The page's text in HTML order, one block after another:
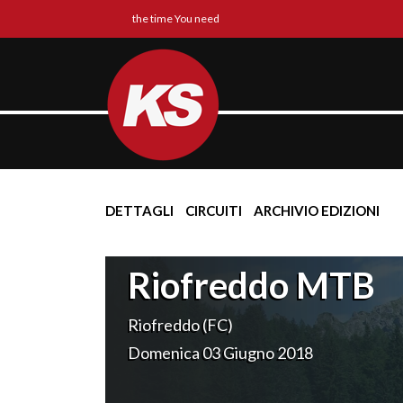
the time You need
DETTAGLI CIRCUITI ARCHIVIO EDIZIONI
Riofreddo MTB
Riofreddo (FC)
Domenica 03 Giugno 2018